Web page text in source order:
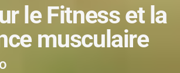
le Fitness et la
musculaire